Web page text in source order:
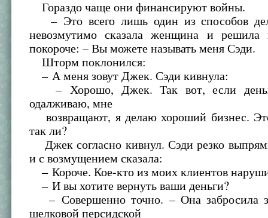
Гораздо чаще они финансируют войны.
– Это всего лишь один из способов
невозмутимо сказала женщина и решила
покороче: – Вы можете называть меня Сэди.
Шторм поклонился:
– А меня зовут Джек. Сэди кивнула:
– Хорошо, Джек. Так вот, если
одалживаю, мне
возвращают, я делаю хороший бизнес.
так ли?
Джек согласно кивнул. Сэди резко
и с возмущением сказала:
– Короче. Кое-кто из моих клиентов
– И вы хотите вернуть ваши деньги?
– Совершенно точно. – Она забросила
шелковой персидской